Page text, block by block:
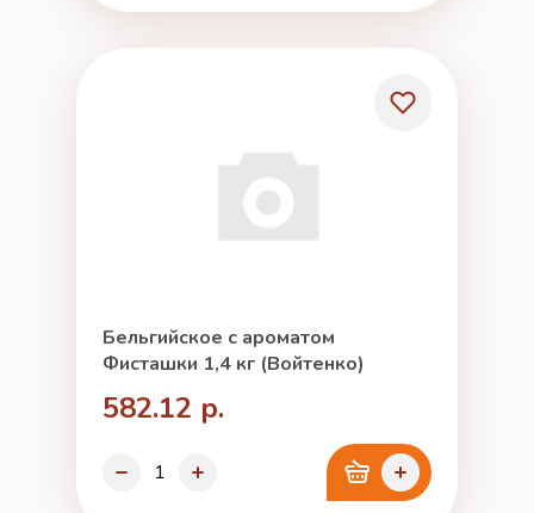
Бельгийское с ароматом
Фисташки 1,4 кг (Войтенко)
582.12 р.